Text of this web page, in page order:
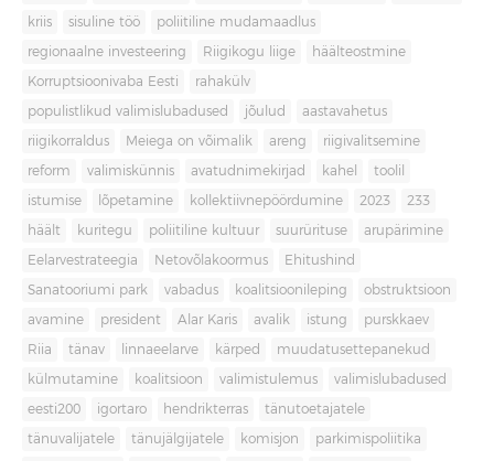
kriis sisuline töö poliitiline mudamaadlus
regionaalne investeering Riigikogu liige häälteostmine
Korruptsioonivaba Eesti rahakülv
populistlikud valimislubadused jõulud aastavahetus
riigikorraldus Meiega on võimalik areng riigivalitsemine
reform valimiskünnis avatudnimekirjad kahel toolil
istumise lõpetamine kollektiivnepöördumine 2023 233
häält kuritegu poliitiline kultuur suurürituse arupärimine
Eelarvestrateegia Netovõlakoormus Ehitushind
Sanatooriumi park vabadus koalitsioonileping obstruktsioon
avamine president Alar Karis avalik istung purskkaev
Riia tänav linnaeelarve kärped muudatusettepanekud
külmutamine koalitsioon valimistulemus valimislubadused
eesti200 igortaro hendrikterras tänutoetajatele
tänuvalijatele tänujälgijatele komisjon parkimispoliitika